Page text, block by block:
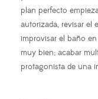
plan perfecto
autorizada, revisar el
improvisar el baño
muy bien; acabar
protagonista de una